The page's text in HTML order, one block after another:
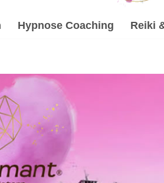
Hypnose Coaching Reiki
Beratung und ✓Hypnose,
bietet ✓Psychologische
Sie ✉.